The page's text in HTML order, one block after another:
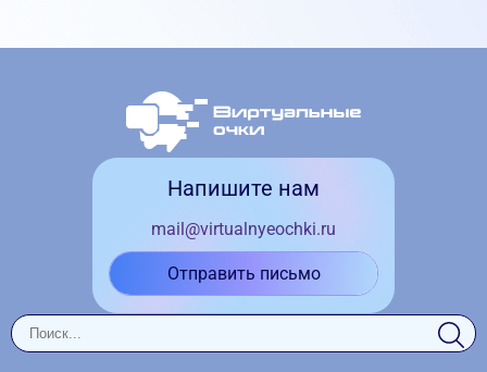
Напишите нам
mail@virtualnyeochki.ru
Отправить письмо